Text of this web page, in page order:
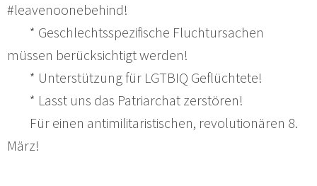
#leavenoonebehind!
* Geschlechtsspezifische Fluchtursachen
müssen berücksichtigt werden!
* Unterstützung für LGTBIQ Geflüchtete!
* Lasst uns das Patriarchat zerstören!
Für einen antimilitaristischen, revolutionären 8.
März!